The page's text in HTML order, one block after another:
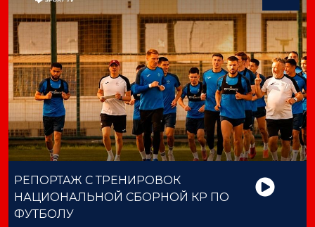
РЕПОРТАЖ С ТРЕНИРОВОК
НАЦИОНАЛЬНОЙ СБОРНОЙ КР ПО
ФУТБОЛУ